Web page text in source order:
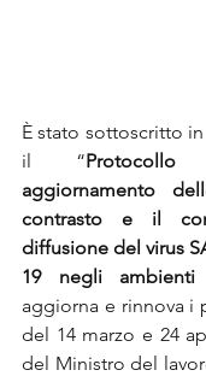
È stato sottoscritto
il “
aggiornamento
contrasto e il
diffusione del virus
19 negli
aggiorna e rinnova i
del 14 marzo e 24
del Ministro del